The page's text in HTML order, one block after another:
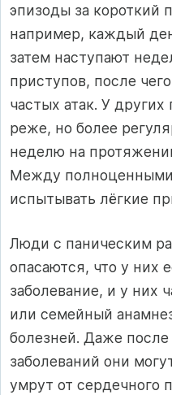
эпизоды за короткий
например, каждый
затем наступают
приступов, после
частых атак. У
реже, но более
неделю на
Между полноценными
испытывать лёгкие
Люди с паническим
опасаются, что у них
заболевание, и у них
или семейный
болезней. Даже
заболеваний они
умрут от сердечного